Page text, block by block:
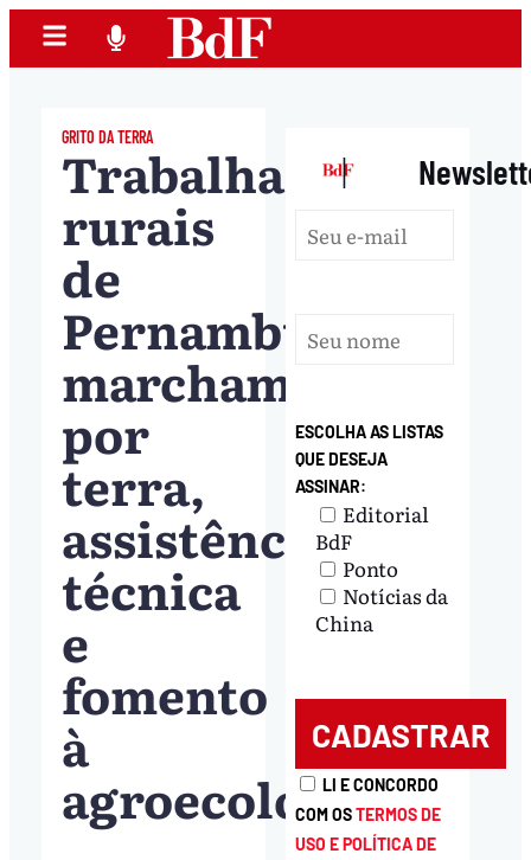
GRITO DA TERRA
Trabalhadores
rurais
de
Pernambuco
marcham
por
terra,
assistência
técnica
e
fomento
à
agroecologia
|
ESCOLHA AS LISTAS
QUE DESEJA
ASSINAR:
Editorial
BdF
Ponto
Notícias da
China
LI E CONCORDO
COM OSTERMOS DE
USO E POLÍTICA DE